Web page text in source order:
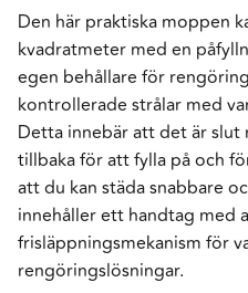
Den här praktiska moppen
kvadratmeter med en
egen behållare för
kontrollerade strålar med
Detta innebär att det är
tillbaka för att fylla på och
att du kan städa snabbare
innehåller ett handtag med
frisläppningsmekanism för
rengöringslösningar.